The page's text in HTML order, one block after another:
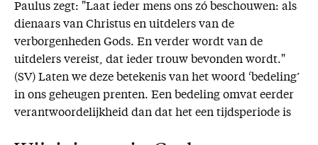
Paulus zegt: "Laat ieder mens ons zó beschouwen: als
dienaars van Christus en uitdelers van de
verborgenheden Gods. En verder wordt van de
uitdelers vereist, dat ieder trouw bevonden wordt."
(SV) Laten we deze betekenis van het woord ‘bedeling’
in ons geheugen prenten. Een bedeling omvat eerder
verantwoordelijkheid dan dat het een tijdsperiode is